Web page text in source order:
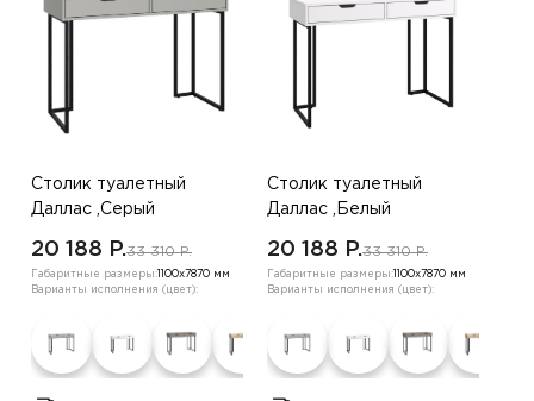
Столик туалетный
Даллас ,Серый
20 188 P.33 310 P.
Габаритные размеры: 1100х7870 мм
Варианты исполнения (цвет):
Столик туалетный
Даллас ,Белый
20 188 P.33 310 P.
Габаритные размеры: 1100х7870 мм
Варианты исполнения (цвет):